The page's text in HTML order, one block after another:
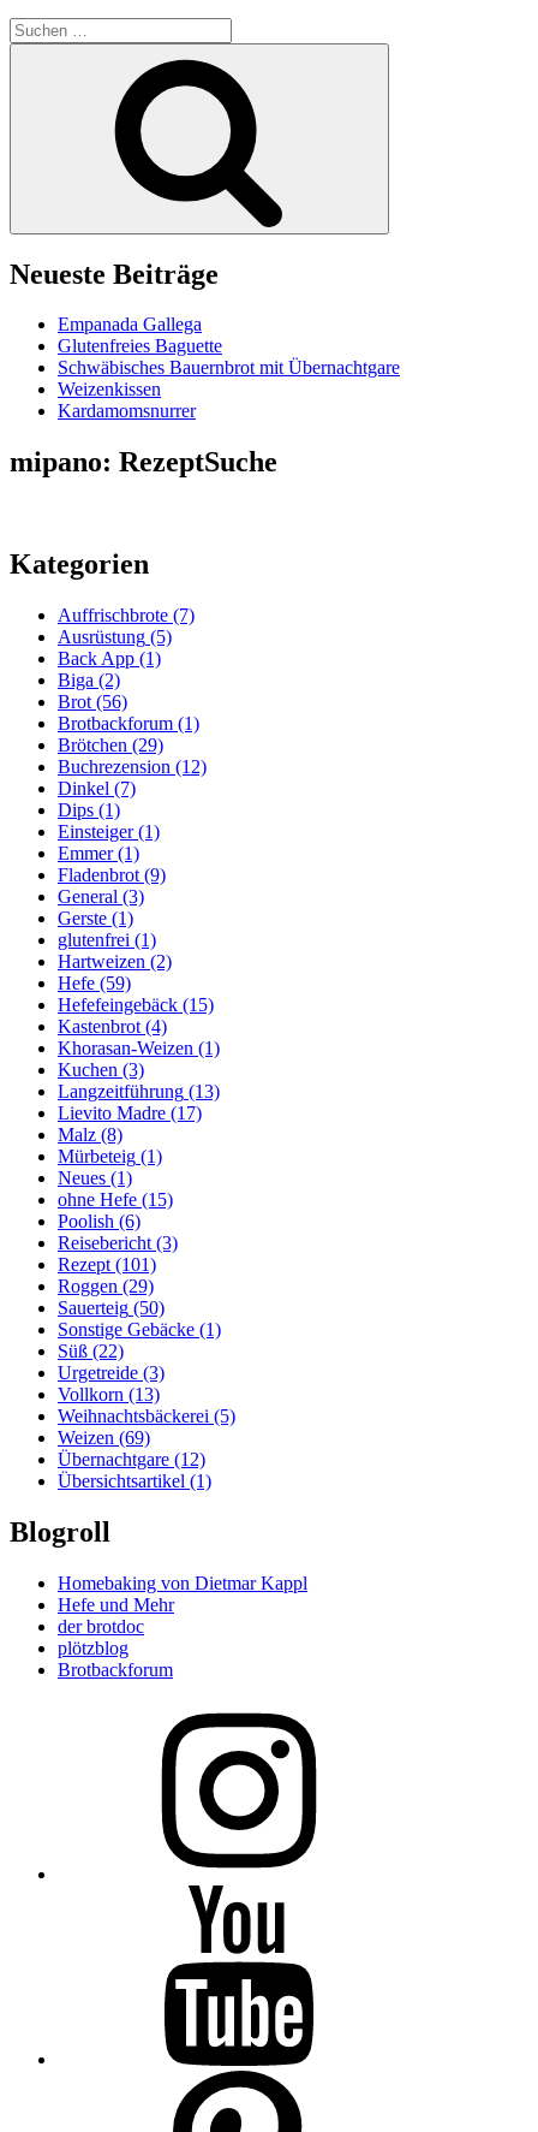
Suchen
nach:
Neueste Beiträge
Empanada Gallega
Glutenfreies Baguette
Schwäbisches Bauernbrot mit Übernachtgare
Weizenkissen
Kardamomsnurrer
mipano: RezeptSuche
Kategorien
Auffrischbrote (7)
Ausrüstung (5)
Back App (1)
Biga (2)
Brot (56)
Brotbackforum (1)
Brötchen (29)
Buchrezension (12)
Dinkel (7)
Dips (1)
Einsteiger(1)
Emmer(1)
Fladenbrot (9)
General (3)
Gerste (1)
glutenfrei (1)
Hartweizen (2)
Hefe (59)
Hefefeingebäck (15)
Kastenbrot (4)
Khorasan-Weizen (1)
Kuchen (3)
Langzeitführung (13)
Lievito Madre (17)
Malz (8)
Mürbeteig (1)
Neues (1)
ohne Hefe (15)
Poolish (6)
Reisebericht (3)
Rezept (101)
Roggen (29)
Sauerteig (50)
Sonstige Gebäcke (1)
Süß (22)
Urgetreide (3)
Vollkorn (13)
Weihnachtsbäckerei (5)
Weizen (69)
Übernachtgare (12)
Übersichtsartikel (1)
Blogroll
Homebaking von Dietmar Kappl
Hefe und Mehr
der brotdoc
plötzblog
Brotbackforum